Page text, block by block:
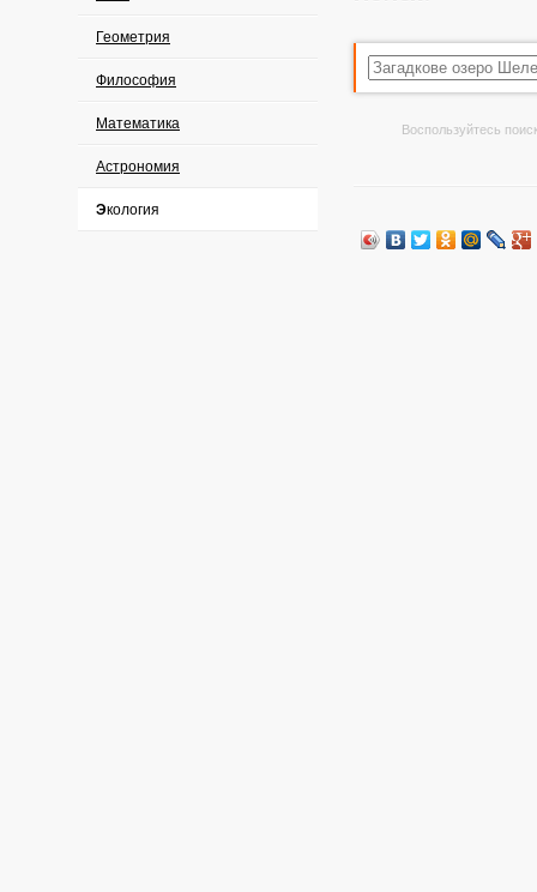
Геометрия
Философия
Математика
Астрономия
Экология
Воспользуйтесь